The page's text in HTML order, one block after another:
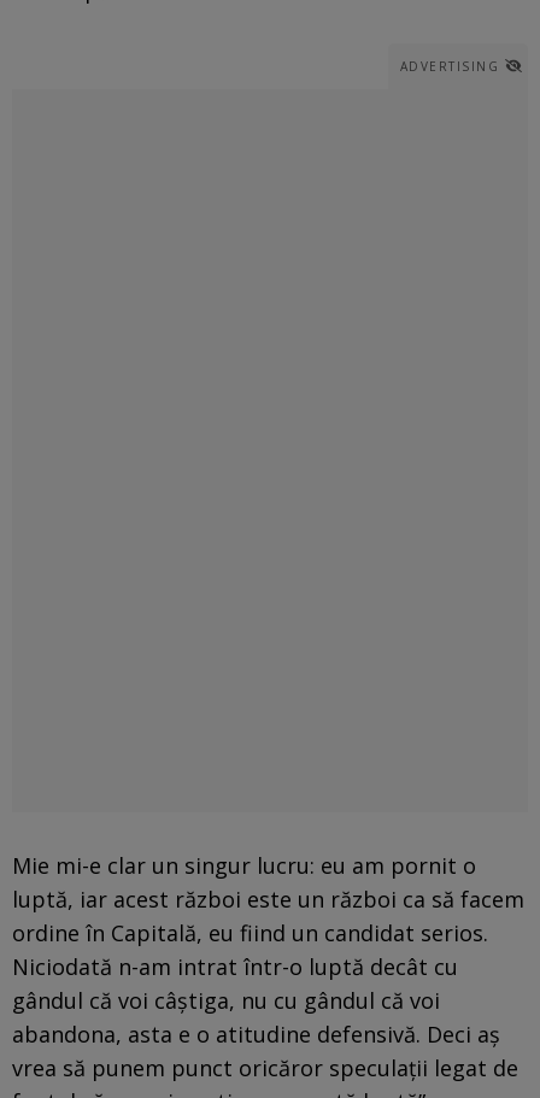
ADVERTISING
Mie mi-e clar un singur lucru: eu am pornit o
luptă, iar acest război este un război ca să facem
ordine în Capitală, eu fiind un candidat serios.
Niciodată n-am intrat într-o luptă decât cu
gândul că voi câştiga, nu cu gândul că voi
abandona, asta e o atitudine defensivă. Deci aş
vrea să punem punct oricăror speculaţii legat de